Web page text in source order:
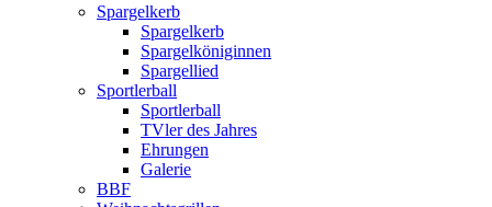
Spargelkerb
Spargelkerb
Spargelköniginnen
Spargellied
Sportlerball
Sportlerball
TVler des Jahres
Ehrungen
Galerie
BBF